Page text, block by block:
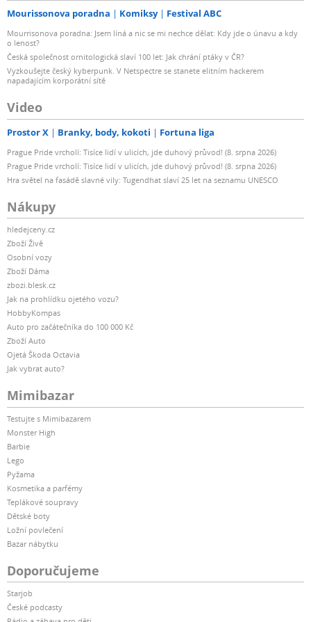
Mourissonova poradna Komiksy Festival ABC
Mourrisonova poradna: Jsem líná a nic se mi nechce dělat: Kdy jde o únavu a kdy
o lenost?
Česká společnost ornitologická slaví 100 let: Jak chrání ptáky v ČR?
Vyzkoušejte český kyberpunk. V Netspectre se stanete elitním hackerem
napadajícím korporátní sítě
Video
Prostor X Branky, body, kokoti Fortuna liga
Prague Pride vrcholí: Tisíce lidí v ulicích, jde duhový průvod! (8. srpna 2026)
Prague Pride vrcholí: Tisíce lidí v ulicích, jde duhový průvod! (8. srpna 2026)
Hra světel na fasádě slavné vily: Tugendhat slaví 25 let na seznamu UNESCO
Nákupy
hledejceny.cz
Zboží Živě
Osobní vozy
Zboží Dáma
zbozi.blesk.cz
Jak na prohlídku ojetého vozu?
HobbyKompas
Auto pro začátečníka do 100 000 Kč
Zboží Auto
Ojetá Škoda Octavia
Jak vybrat auto?
Mimibazar
Testujte s Mimibazarem
Monster High
Barbie
Lego
Pyžama
Kosmetika a parfémy
Teplákové soupravy
Dětské boty
Ložní povlečení
Bazar nábytku
Doporučujeme
Starjob
České podcasty